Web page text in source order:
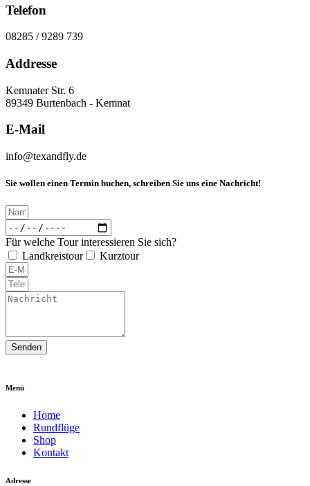
Telefon
08285 / 9289 739
Addresse
Kemnater Str. 6
89349 Burtenbach - Kemnat
E-Mail
info@texandfly.de
Sie wollen einen Termin buchen, schreiben Sie uns eine Nachricht!
Für welche Tour interessieren Sie sich?
Landkreistour
Kurztour
Senden
Menü
Home
Rundflüge
Shop
Kontakt
Adresse